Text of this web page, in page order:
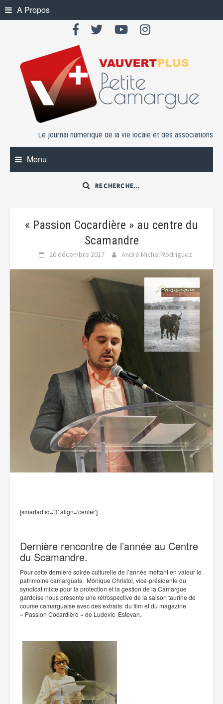
Skip
to
A Propos
Le journal numérique de la vie locale et des associations
Menu
« Passion Cocardière » au centre du
Scamandre
20 décembre 2017 André Michel Rodriguez
[smartad id='3' align='center']
Dernière rencontre de l’année au Centre
du Scamandre.
Pour cette dernière soirée culturelle de l’année mettant en valeur le
patrimoine camarguais, Monique Christol, vice-présidente du
syndicat mixte pour la protection et la gestion de la Camargue
gardoise nous présente une rétrospective de la saison taurine de
course camarguaise avec des extraits du film et du magazine
« Passion Cocardière » de Ludovic Estevan.